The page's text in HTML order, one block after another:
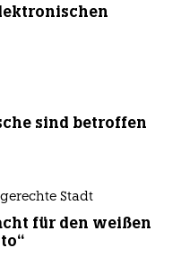
sind betroffen
Stadt
für den weißen